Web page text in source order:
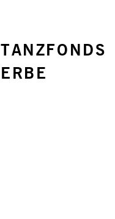
TANZFONDS
ERBE